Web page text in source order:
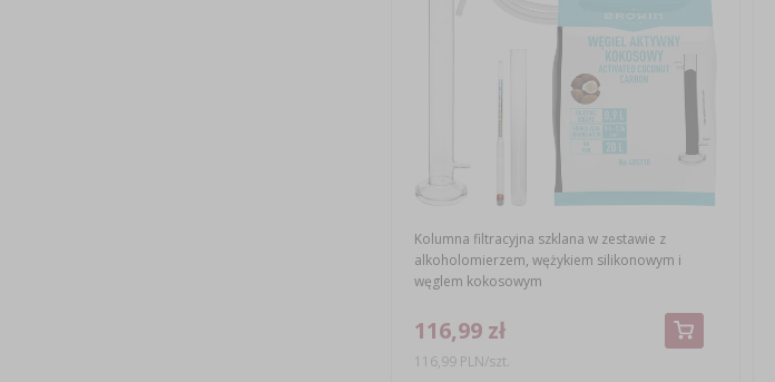
Kolumna filtracyjna szklana w zestawie z
alkoholomierzem, wężykiem silikonowym i
węglem kokosowym
116,99 zł
116,99 PLN/szt.